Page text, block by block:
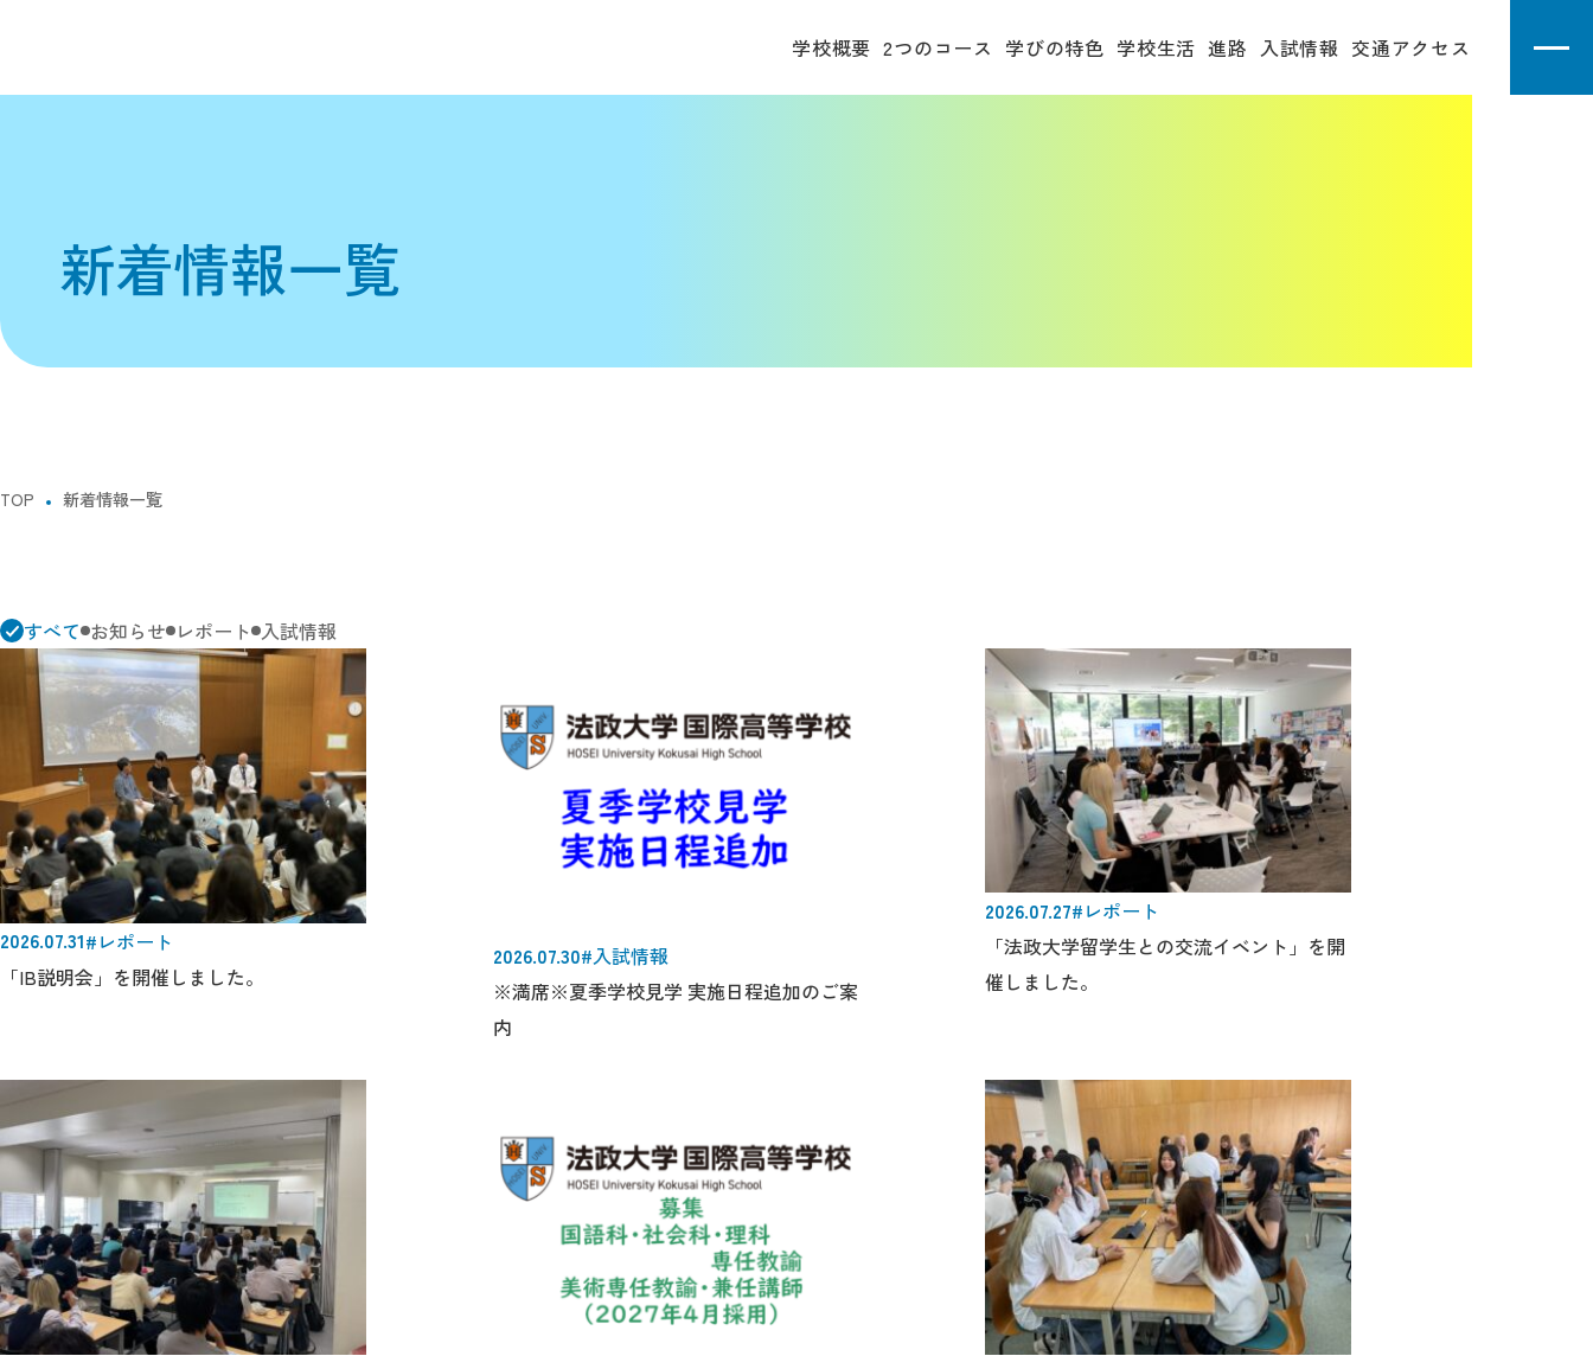
学校概要 2つのコース 学びの特色 学校生活 進路 入試情報 交通アクセス
新着情報一覧
TOP 新着情報一覧
すべて お知らせ レポート 入試情報
2026.07.31#レポート
「IB説明会」を開催しました。
2026.07.30#入試情報
※満席※夏季学校見学 実施日程追加のご案
内
2026.07.27#レポート
「法政大学留学生との交流イベント」を開
催しました。